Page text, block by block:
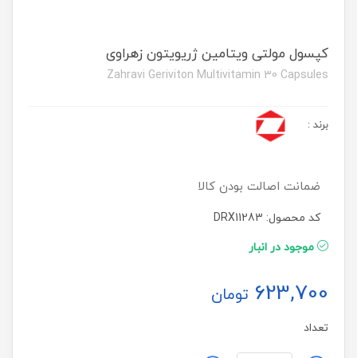
کپسول مولتی ویتامین ژریویتون زهراوی
Zahravi Geriviton Multivitamin 30 Capsules
برند :
ضمانت اصالت بودن کالا
کد محصول: DRX11283
موجود در انبار
623,700 تومان
تعداد